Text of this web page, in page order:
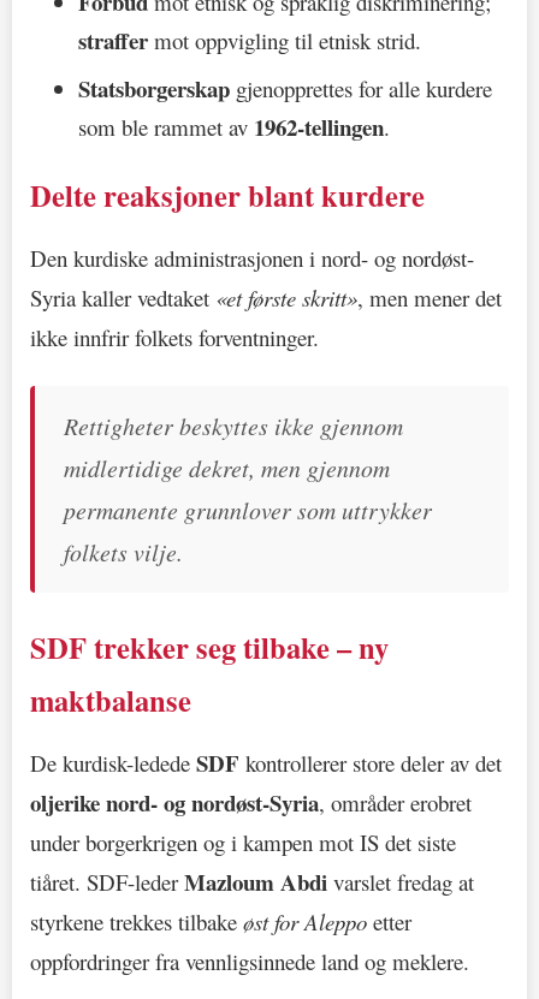
straffer mot oppvigling til etnisk strid.
Statsborgerskap gjenopprettes for alle kurdere
som ble rammet av 1962-tellingen.
Delte reaksjoner blant kurdere
Den kurdiske administrasjonen i nord- og nordøst-
Syria kaller vedtaket «et første skritt», men mener det
ikke innfrir folkets forventninger.
Rettigheter beskyttes ikke gjennom
midlertidige dekret, men gjennom
permanente grunnlover som uttrykker
folkets vilje.
SDF trekker seg tilbake – ny
maktbalanse
De kurdisk-ledede SDF kontrollerer store deler av det
oljerike nord- og nordøst-Syria, områder erobret
under borgerkrigen og i kampen mot IS det siste
tiåret. SDF-lederMazloum Abdi varslet fredag at
styrkene trekkes tilbake øst for Aleppo etter
oppfordringer fra vennligsinnede land og meklere.